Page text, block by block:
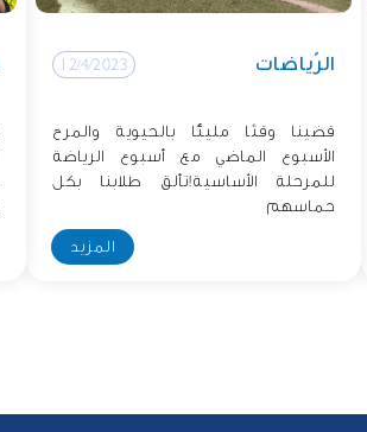
الرّياضات 12/4/2023
قضينا وقتًا مليئًا بالحيوية والمرح
الأسبوع الماضي مع أسبوع الرياضة
للمرحلة الأساسية!تألق طلابنا بكل
حماسهم
المزيد